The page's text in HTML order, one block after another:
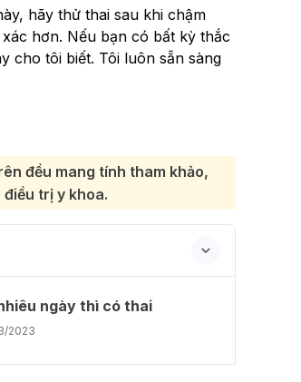
hãy thử thai sau khi chậm
hơn. Nếu bạn có bất kỳ thắc
cho tôi biết. Tôi luôn sẵn sàng
đều mang tính tham khảo,
trị y khoa.
ngày thì có thai
2023